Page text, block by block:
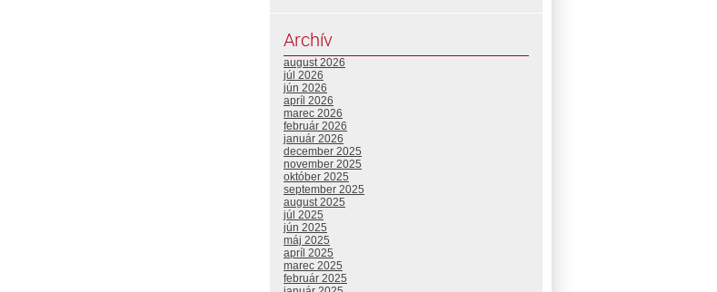
Archív
august 2026
júl 2026
jún 2026
apríl 2026
marec 2026
február 2026
január 2026
december 2025
november 2025
október 2025
september 2025
august 2025
júl 2025
jún 2025
máj 2025
apríl 2025
marec 2025
február 2025